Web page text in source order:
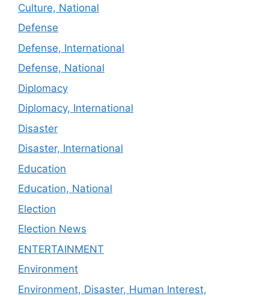
Culture, National
Defense
Defense, International
Defense, National
Diplomacy
Diplomacy, International
Disaster
Disaster, International
Education
Education, National
Election
Election News
ENTERTAINMENT
Environment
Environment, Disaster, Human Interest,